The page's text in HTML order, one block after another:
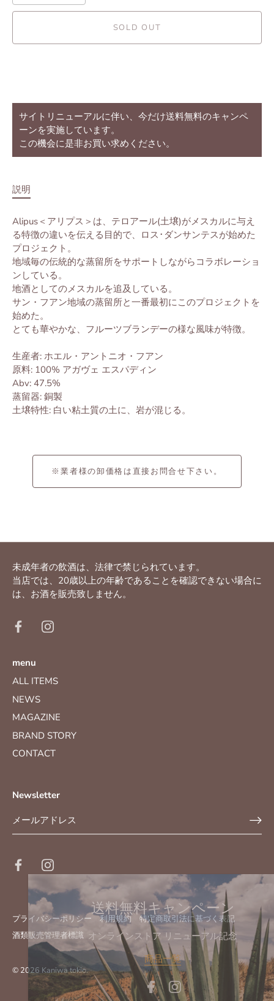
SOLD OUT
サイトリニューアルに伴い、今だけ送料無料のキャンペ
ーンを実施しています。
この機会に是非お買い求めください。
説明
Alipus＜アリプス＞は、テロアール(土壌)がメスカルに与え
る特徴の違いを伝える目的で、ロス･ダンサンテスが始めた
プロジェクト。
地域毎の伝統的な蒸留所をサポートしながらコラボレーショ
ンしている。
地酒としてのメスカルを追及している。
サン・フアン地域の蒸留所と一番最初にこのプロジェクトを
始めた。
とても華やかな、フルーツブランデーの様な風味が特徴。
生産者: ホエル・アントニオ・フアン
原料: 100% アガヴェ エスパディン
Abv: 47.5%
蒸留器: 銅製
土壌特性: 白い粘土質の土に、岩が混じる。
※業者様の卸価格は直接お問合せ下さい。
送料無料キャンペーン
オンラインストア リニューアル記念
商品一覧
未成年者の飲酒は、法律で禁じられています。
当店では、20歳以上の年齢であることを確認できない場合に
は、お酒を販売致しません。
menu
ALL ITEMS
NEWS
MAGAZINE
BRAND STORY
CONTACT
Newsletter
プライバシーポリシー 利用規約
特定商取引法に基づく表記
酒類販売管理者標識
© 2026 Kaniwa tokio.